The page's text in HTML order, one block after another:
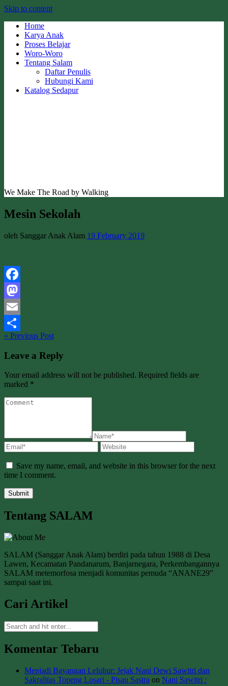
Skip to content
Home
Karya Anak
Proses Belajar
Woro-Woro
Tentang Salam
Daftar Penulis
Hubungi Kami
Katalog Sedapur
We Make The Road by Walking
Mesin Sekolah
oleh Sanggar Anak Alam 19 February 2019
Facebook
Mastodon
Email
Share
« Previous Post
Leave a Reply
Your email address will not be published. Required fields are
marked *
Save my name, email, and website in this browser for the next
time I comment.
Tentang SALAM
SALAM (Sanggar Anak Alam) berdiri pada tahun 1988 di Desa
Lawen, Kecamatan Pandanarum, Banjarnegara, Perkembangannya
SALAM metemorfosa menjadi komunitas pemuda “ANANE29”
sampai saat ini.
Cari Artikel
Komentar Tebaru
Menjadi Bayangan Leluhur: Jejak Nani Dewi Sawitri dan
Sakralitas Topeng Losari - Pisau Sastra on Nani Sawitri :